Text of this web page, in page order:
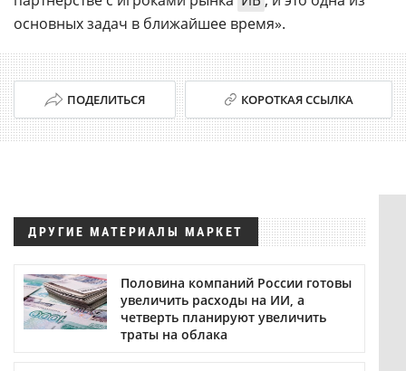
основных задач в ближайшее время».
ПОДЕЛИТЬСЯ КОРОТКАЯ ССЫЛКА
ДРУГИЕ МАТЕРИАЛЫ МАРКЕТ
Половина компаний России готовы
увеличить расходы на ИИ, а
четверть планируют увеличить
траты на облака